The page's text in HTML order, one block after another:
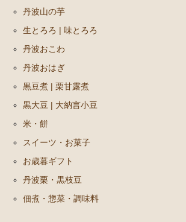
丹波山の芋
生とろろ | 味とろろ
丹波おこわ
丹波おはぎ
黒豆煮 | 栗甘露煮
黒大豆 | 大納言小豆
米・餅
スイーツ・お菓子
お歳暮ギフト
丹波栗・黒枝豆
佃煮・惣菜・調味料